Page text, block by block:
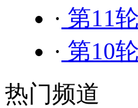
· 第11
· 第10
热门频道